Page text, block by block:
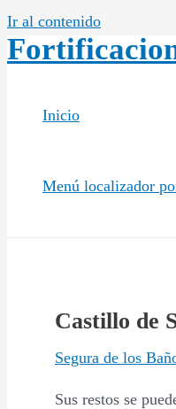
Ir al contenido
Inicio
Menú localizador
Castillo de
Segura de los
Sus restos se